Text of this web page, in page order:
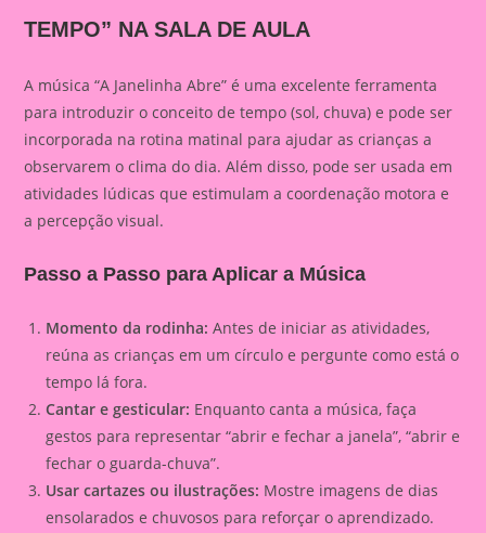
TEMPO” NA SALA DE AULA
A música “A Janelinha Abre” é uma excelente ferramenta
para introduzir o conceito de tempo (sol, chuva) e pode ser
incorporada na rotina matinal para ajudar as crianças a
observarem o clima do dia. Além disso, pode ser usada em
atividades lúdicas que estimulam a coordenação motora e
a percepção visual.
Passo a Passo para Aplicar a Música
Momento da rodinha: Antes de iniciar as atividades,
reúna as crianças em um círculo e pergunte como está o
tempo lá fora.
Cantar e gesticular: Enquanto canta a música, faça
gestos para representar “abrir e fechar a janela”, “abrir e
fechar o guarda-chuva”.
Usar cartazes ou ilustrações: Mostre imagens de dias
ensolarados e chuvosos para reforçar o aprendizado.